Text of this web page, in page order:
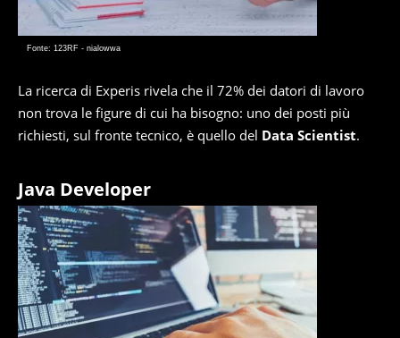
Fonte: 123RF - nialowwa
La ricerca di Experis rivela che il 72% dei datori di lavoro
non trova le figure di cui ha bisogno: uno dei posti più
richiesti, sul fronte tecnico, è quello del Data Scientist.
Java Developer